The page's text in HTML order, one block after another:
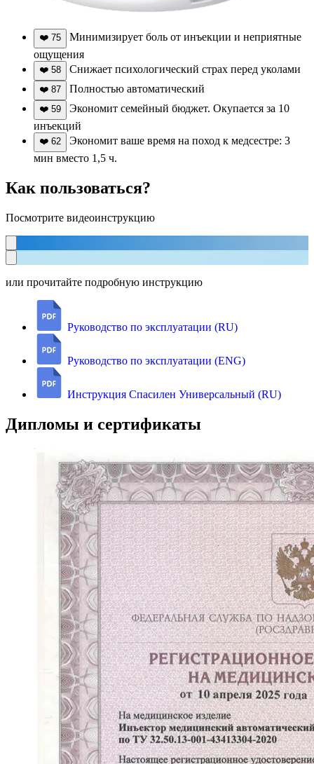
❤️ 75
Минимизирует боль от инъекции и неприятные
ощущения
❤️ 58 Снижает психологический страх перед уколами
❤️ 87 Полностью автоматический
❤️ 59
Экономит семейный бюджет. Окупается за 10
инъекций
❤️ 62
Экономит ваше время на поход к медсестре: 3
мин вместо 1,5 ч.
Как пользоваться?
Посмотрите видеоинструкцию
или прочитайте подробную инструкцию
Руководство по эксплуатации (RU)
Руководство по эксплуатации (ENG)
Инструкция Спасилен Универсальный (RU)
Дипломы и сертификаты